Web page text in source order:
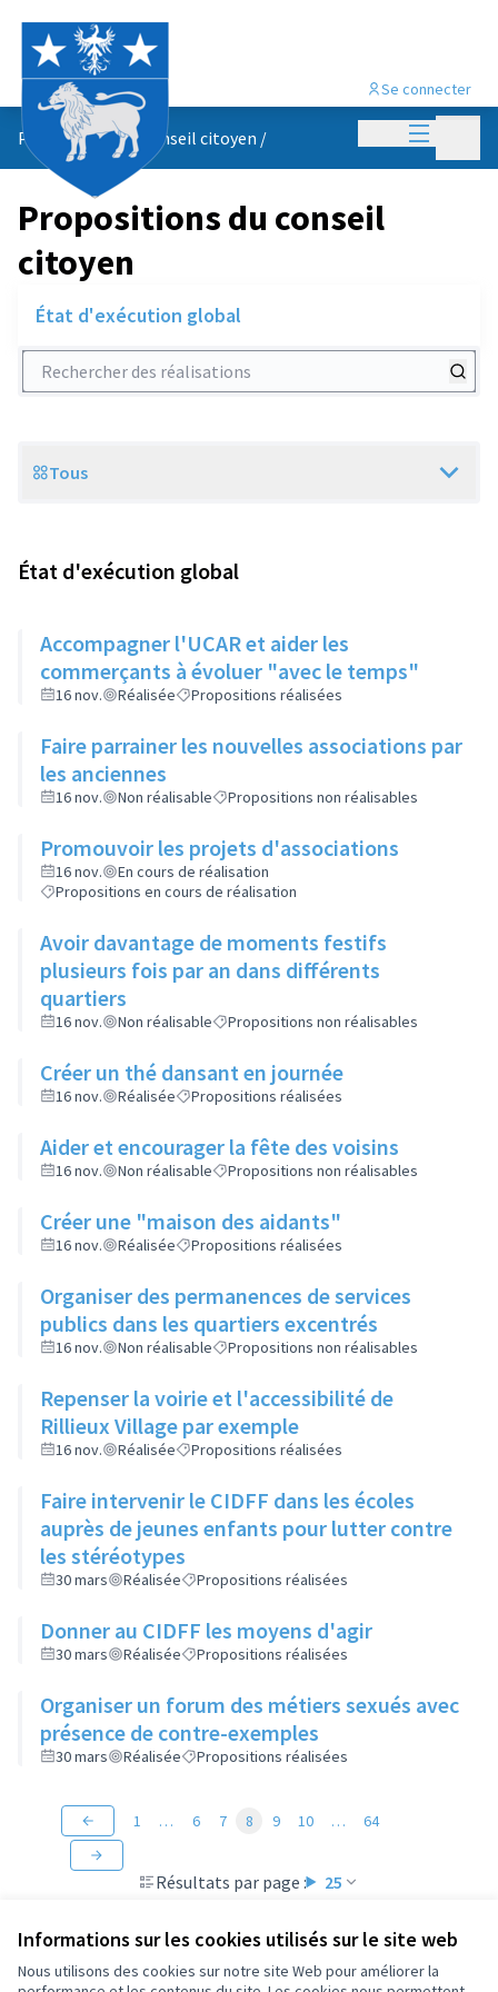
Informations sur les cookies utilisés sur le site web
Nous utilisons des cookies sur notre site Web pour améliorer la
Menu
Se connecter
Propositions du conseil citoyen /
Propositions du conseil
citoyen
État d'exécution global
Rechercher des réalisations
Scope
Tous
État d'exécution global
Accompagner l'UCAR et aider les
commerçants à évoluer "avec le temps"
16 nov. Réalisée Propositions réalisées
Faire parrainer les nouvelles associations par
les anciennes
16 nov. Non réalisable Propositions non réalisables
Promouvoir les projets d'associations
16 nov.
En cours de réalisation
Propositions en cours de réalisation
Avoir davantage de moments festifs
plusieurs fois par an dans différents
quartiers
16 nov. Non réalisable Propositions non réalisables
Créer un thé dansant en journée
16 nov. Réalisée Propositions réalisées
Aider et encourager la fête des voisins
16 nov. Non réalisable Propositions non réalisables
Créer une "maison des aidants"
16 nov. Réalisée Propositions réalisées
Organiser des permanences de services
publics dans les quartiers excentrés
16 nov. Non réalisable Propositions non réalisables
Repenser la voirie et l'accessibilité de
Rillieux Village par exemple
16 nov. Réalisée Propositions réalisées
Faire intervenir le CIDFF dans les écoles
auprès de jeunes enfants pour lutter contre
les stéréotypes
30 mars Réalisée Propositions réalisées
Donner au CIDFF les moyens d'agir
30 mars Réalisée Propositions réalisées
Organiser un forum des métiers sexués avec
présence de contre-exemples
30 mars Réalisée Propositions réalisées
Résultats par page : 25
1 … 6 7 8 9 10 … 64